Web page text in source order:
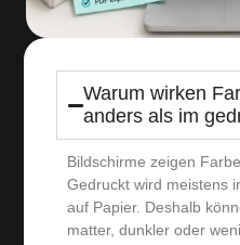
Warum wirken
anders als im
Bildschirme zeigen
Gedruckt wird meistens
auf Papier. Deshalb
matter, dunkler oder